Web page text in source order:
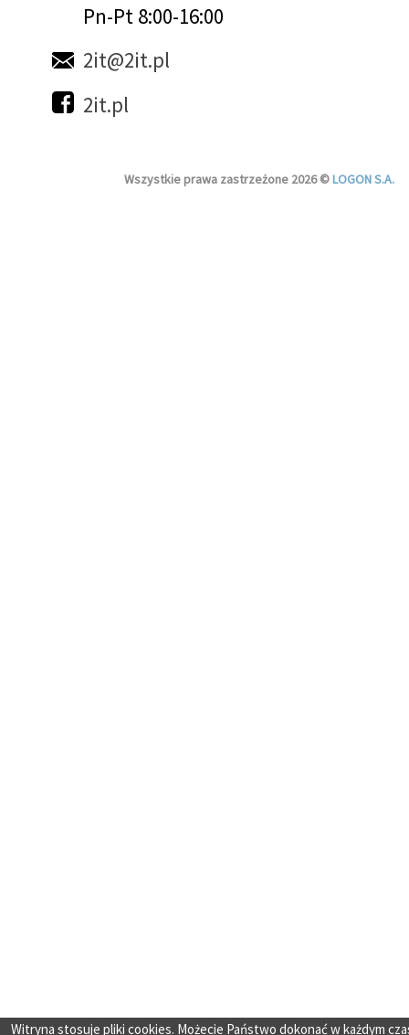
Pn-Pt 8:00-16:00
2it@2it.pl
2it.pl
Wszystkie prawa zastrzeżone 2026 ©LOGON S.A.
Witryna stosuje pliki cookies. Możecie Państwo dokonać w każdym